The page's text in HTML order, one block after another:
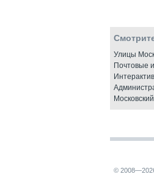
Улицы
Почтовые
©